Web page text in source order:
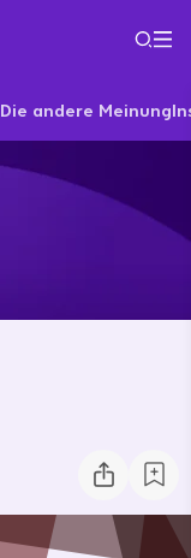
Die andere Meinung